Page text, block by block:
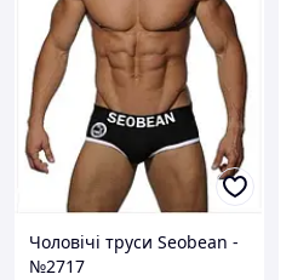
Чоловічі труси Seobean -
№2717